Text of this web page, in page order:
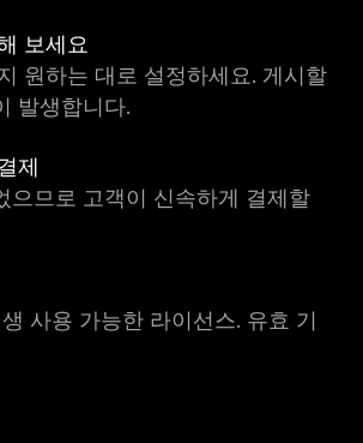
보세요
원하는 대로 설정하세요. 게시할
발생합니다.
제
으므로 고객이 신속하게 결제할
사용 가능한 라이선스. 유효 기